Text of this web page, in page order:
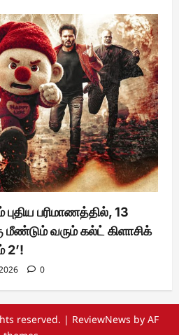
புதிய பரிமாணத்தில், 13
மீண்டும் வரும் கல்ட் கிளாசிக்
2’!
0
reserved. | ReviewNews by AF